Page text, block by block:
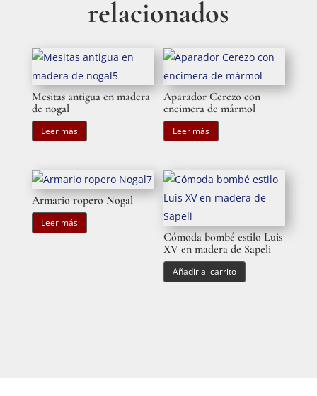
relacionados
Mesitas antigua en madera
de nogal
Leer más
Aparador Cerezo con
encimera de mármol
Leer más
Armario ropero Nogal
Leer más
Cómoda bombé estilo Luis
XV en madera de Sapeli
Añadir al carrito